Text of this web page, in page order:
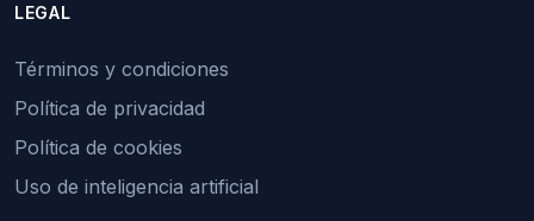
LEGAL
Términos y condiciones
Política de privacidad
Política de cookies
Uso de inteligencia artificial